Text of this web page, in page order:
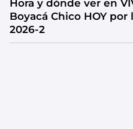
Hora y dónde ver en
Boyacá Chico HOY por
2026-2